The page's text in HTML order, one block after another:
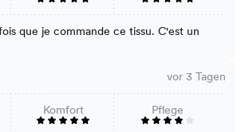
que je commande ce tissu. C'est un
vor 3 Tagen
Komfort Pflege